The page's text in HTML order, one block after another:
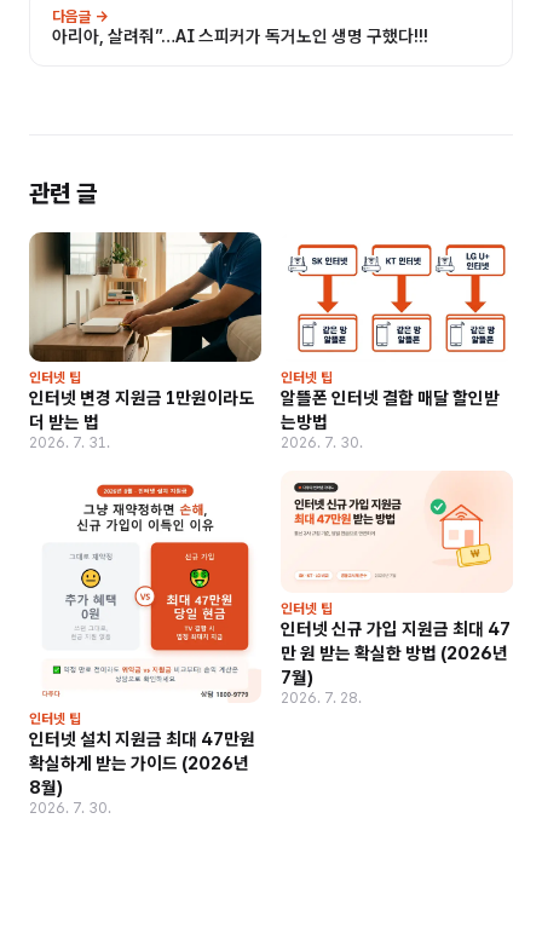
다음글 →
아리아, 살려줘”…AI 스피커가 독거노인 생명 구했다!!!
관련 글
인터넷 팁
인터넷 변경 지원금 1만원이라도
더 받는 법
2026. 7. 31.
인터넷 팁
알뜰폰 인터넷 결합 매달 할인받
는방법
2026. 7. 30.
인터넷 팁
인터넷 설치 지원금 최대 47만원
확실하게 받는 가이드 (2026년
8월)
2026. 7. 30.
인터넷 팁
인터넷 신규 가입 지원금 최대 47
만 원 받는 확실한 방법 (2026년
7월)
2026. 7. 28.